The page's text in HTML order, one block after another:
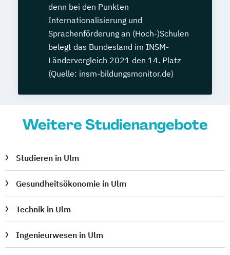
denn bei den Punkten
Internationalisierung und
Sprachenförderung an (Hoch-)Schulen
belegt das Bundesland im INSM-
Ländervergleich 2021 den 14. Platz
(Quelle: insm-bildungsmonitor.de)
Weitere Studienangebote
Studieren in Ulm
Gesundheitsökonomie in Ulm
Technik in Ulm
Ingenieurwesen in Ulm